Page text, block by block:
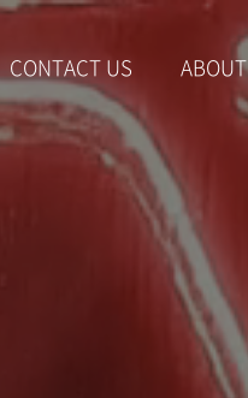
CONTACT US ABOUT